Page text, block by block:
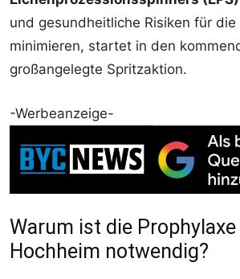
und gesundheitliche Risiken für die
minimieren, startet in den
großangelegte Spritzaktion.
-Werbeanzeige-
Warum ist die Prophylaxe
Hochheim notwendig?